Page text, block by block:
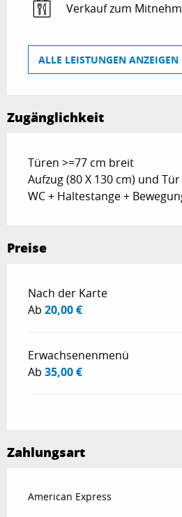
Verkauf zum
ALLE LEISTUNGEN ANZEIGEN
Zugänglichkeit
Türen >=77 cm breit
Aufzug (80 X 130 cm) und
WC + Haltestange +
Preise
Preise 2026
Nach der Karte
Ab 20,00 €
Erwachsenenmenü
Ab 35,00 €
Zahlungsart
American Express